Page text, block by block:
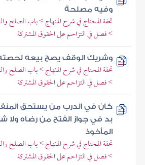
وفيه مصلحة
تحفة المحتاج في شرح المنهاج > باب الصلح
> فصل في التزاحم على الحقوق المشتركة
وشريك الوقف يصح بيعه
تحفة المحتاج في شرح المنهاج > باب الصلح
> فصل في التزاحم على الحقوق المشتركة
كان في الدرب من يستحق
بد في جواز الفتح من رضاه ولا
المأخوذ
تحفة المحتاج في شرح المنهاج > باب الصلح
> فصل في التزاحم على الحقوق المشتركة